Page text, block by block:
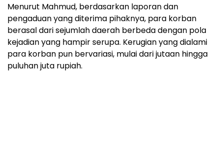
Menurut Mahmud, berdasarkan laporan dan
pengaduan yang diterima pihaknya, para korban
berasal dari sejumlah daerah berbeda dengan pola
kejadian yang hampir serupa. Kerugian yang dialami
para korban pun bervariasi, mulai dari jutaan hingga
puluhan juta rupiah.